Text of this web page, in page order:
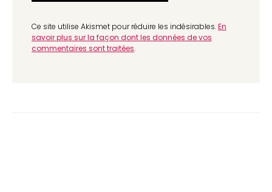
Ce site utilise Akismet pour réduire les indésirables.En
savoir plus sur la façon dont les données de vos
commentaires sont traitées.